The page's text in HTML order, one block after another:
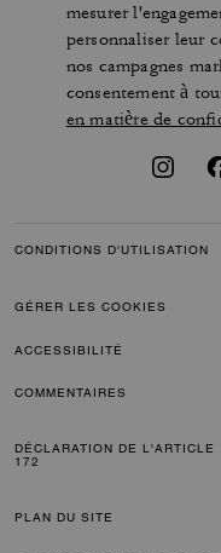
mesurer
personnaliser leur
nos campagnes
consentement à
en matière de
CONDITIONS D'UTILISATION
GÉRER LES COOKIES
ACCESSIBILITÉ
COMMENTAIRES
DÉCLARATION DE L'ARTICLE
172
PLAN DU SITE